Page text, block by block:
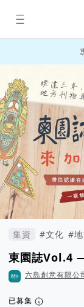
集資 #文化 #
東園誌Vol.4
六島創意有限公
已募集